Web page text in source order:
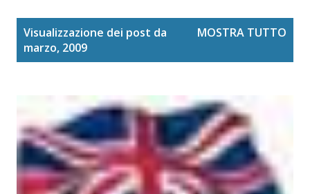
Visualizzazione dei post da
marzo, 2009
MOSTRA TUTTO